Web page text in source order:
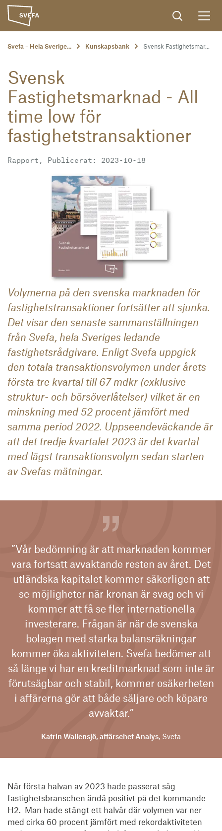
Svefa – Hela Sverige... Kunskapsbank Svensk Fastighetsmar...
Svensk
Fastighetsmarknad - All
time low för
fastighetstransaktioner
Rapport, Publicerat: 2023-10-18
Volymerna på den svenska marknaden för
fastighetstransaktioner fortsätter att sjunka.
Det visar den senaste sammanställningen
från Svefa, hela Sveriges ledande
fastighetsrådgivare. Enligt Svefa uppgick
den totala transaktionsvolymen under årets
första tre kvartal till 67 mdkr (exklusive
struktur- och börsöverlåtelser) vilket är en
minskning med 52 procent jämfört med
samma period 2022. Uppseendeväckande är
att det tredje kvartalet 2023 är det kvartal
med lägst transaktionsvolym sedan starten
av Svefas mätningar.
”Vår bedömning är att marknaden kommer
vara fortsatt avvaktande resten av året. Det
utländska kapitalet kommer säkerligen att
se möjligheter när kronan är svag och vi
kommer att få se fler internationella
investerare. Frågan är när de svenska
bolagen med starka balansräkningar
kommer öka aktiviteten. Svefa bedömer att
så länge vi har en kreditmarknad som inte är
förutsägbar och stabil, kommer osäkerheten
i affärerna gör att både säljare och köpare
avvaktar.”
Katrin Wallensjö, affärschef Analys, Svefa
När första halvan av 2023 hade passerat såg
fastighetsbranschen ändå positivt på det kommande
H2. Man hade stängt ett halvår där volymen var ner
med cirka 60 procent jämfört med rekordaktiviteten